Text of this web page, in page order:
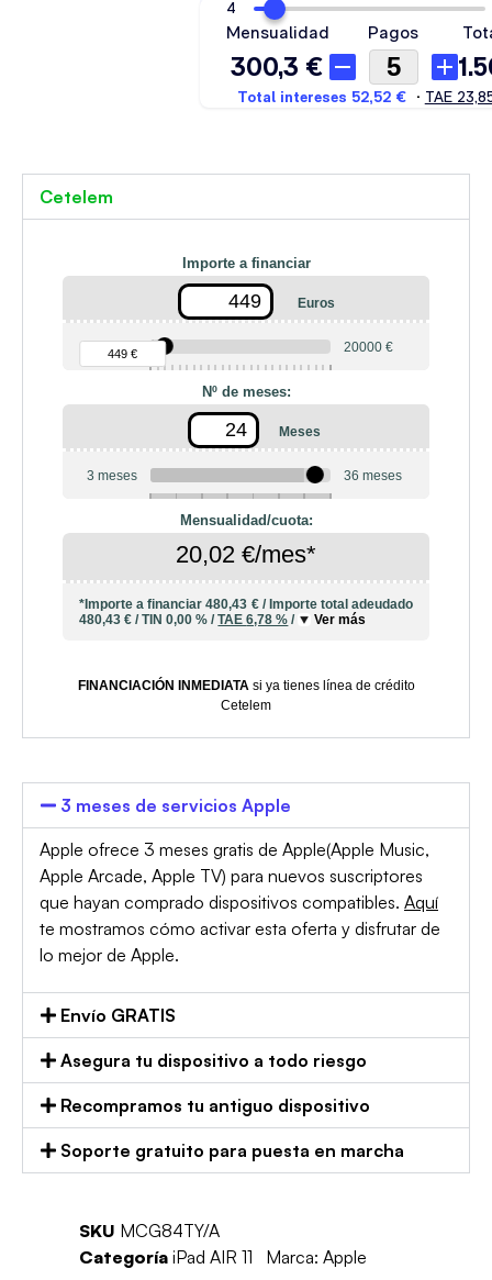
Cetelem
Importe a financiar
Euros
90 €
449 € 20000 €
Nº de meses:
Meses
3 meses 36 meses
Mensualidad/cuota:
20,02 €/mes*
*Importe a financiar480,43 € / Importe total adeudado
480,43 € /TIN0,00 % /TAE6,78 % / Ver más
FINANCIACIÓN INMEDIATAsi ya tienes línea de crédito
Cetelem
3 meses de servicios Apple
Apple ofrece 3 meses gratis de Apple(Apple Music,
Apple Arcade, Apple TV) para nuevos suscriptores
que hayan comprado dispositivos compatibles. Aquí
te mostramos cómo activar esta oferta y disfrutar de
lo mejor de Apple.
Envío GRATIS
Asegura tu dispositivo a todo riesgo
Recompramos tu antiguo dispositivo
Soporte gratuito para puesta en marcha
SKU MCG84TY/A
Categoría iPad AIR 11 Marca:Apple